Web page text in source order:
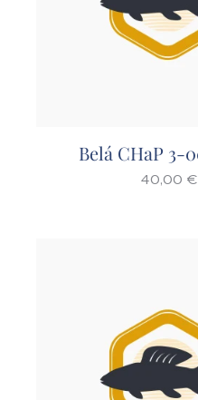
Belá CHaP 3-
40,00 €